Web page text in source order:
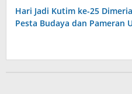
Hari Jadi Kutim ke-25
Pesta Budaya dan Pameran